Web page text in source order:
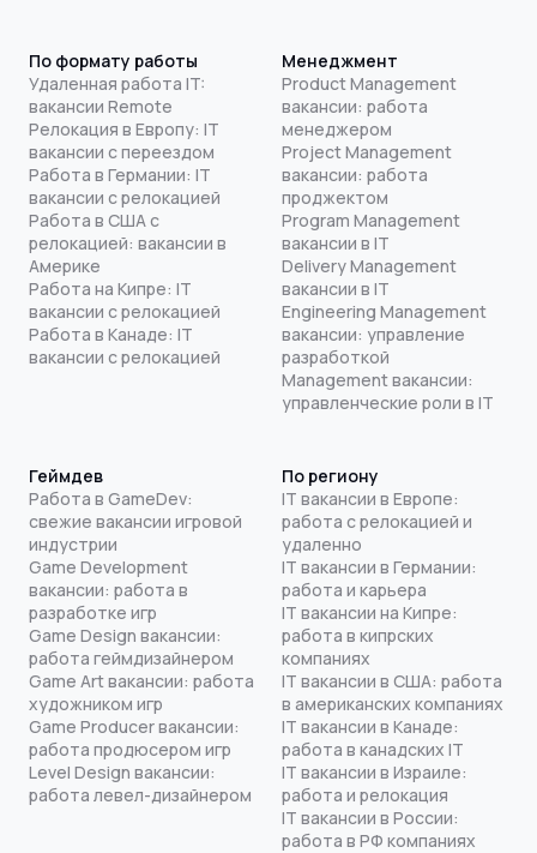
По формату работы
Удаленная работа IT:
вакансии Remote
Релокация в Европу: IT
вакансии с переездом
Работа в Германии: IT
вакансии с релокацией
Работа в США с
релокацией: вакансии в
Америке
Работа на Кипре: IT
вакансии с релокацией
Работа в Канаде: IT
вакансии с релокацией
Менеджмент
Product Management
вакансии: работа
менеджером
Project Management
вакансии: работа
проджектом
Program Management
вакансии в IT
Delivery Management
вакансии в IT
Engineering Management
вакансии: управление
разработкой
Management вакансии:
управленческие роли в IT
Геймдев
Работа в GameDev:
свежие вакансии игровой
индустрии
Game Development
вакансии: работа в
разработке игр
Game Design вакансии:
работа геймдизайнером
Game Art вакансии: работа
художником игр
Game Producer вакансии:
работа продюсером игр
Level Design вакансии:
работа левел-дизайнером
По региону
IT вакансии в Европе:
работа с релокацией и
удаленно
IT вакансии в Германии:
работа и карьера
IT вакансии на Кипре:
работа в кипрских
компаниях
IT вакансии в США: работа
в американских компаниях
IT вакансии в Канаде:
работа в канадских IT
IT вакансии в Израиле:
работа и релокация
IT вакансии в России:
работа в РФ компаниях